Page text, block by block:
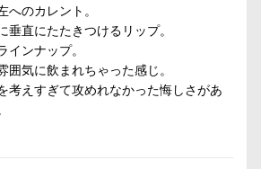
へのカレント。
垂直にたたきつけるリップ。
インナップ。
囲気に飲まれちゃった感じ。
考えすぎて攻めれなかった悔しさがあ